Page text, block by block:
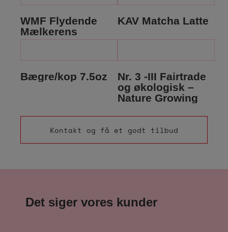
Kontakt og få et godt tilbud
WMF Flydende
Mælkerens
KAV Matcha Latte
Bægre/kop 7.5oz
Nr. 3 -III Fairtrade
og økologisk –
Nature Growing
Det siger vores kunder